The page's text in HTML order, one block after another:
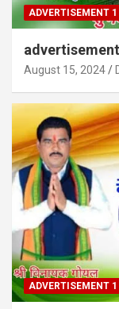
ADVERTISEMENT 1
advertisement
August 15, 2024
ADVERTISEMENT 1